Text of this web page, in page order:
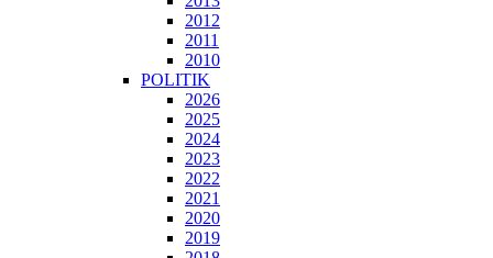
2012
2011
2010
POLITIK
2026
2025
2024
2023
2022
2021
2020
2019